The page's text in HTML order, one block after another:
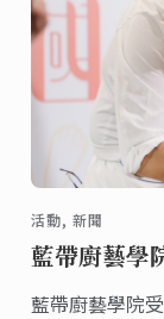
活動, 新聞
藍帶廚藝學
藍帶廚藝學院